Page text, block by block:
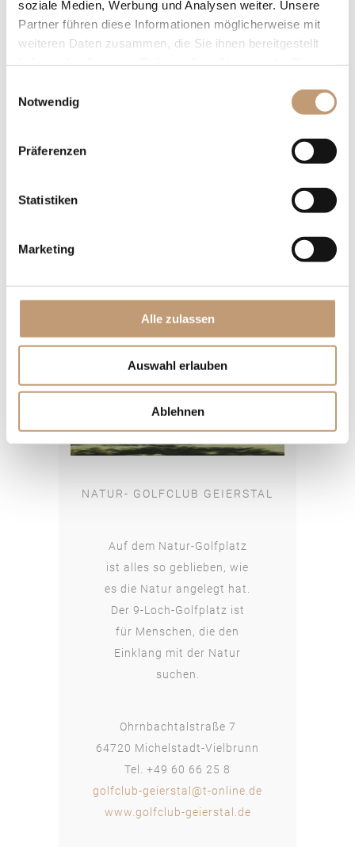
soziale Medien, Werbung und Analysen weiter. Unsere
Partner führen diese Informationen möglicherweise mit
weiteren Daten zusammen, die Sie ihnen bereitgestellt
Notwendig
Präferenzen
Statistiken
Marketing
Alle zulassen
Auswahl erlauben
Ablehnen
seiner 18-Loch-Anlage,
kann man alle
Schlagtechniken
trainieren. Dabei können
NATUR- GOLFCLUB GEIERSTAL
Auf dem Natur-Golfplatz
ist alles so geblieben, wie
es die Natur angelegt hat.
Der 9-Loch-Golfplatz ist
für Menschen, die den
Einklang mit der Natur
suchen.
Ohrnbachtalstraße 7
64720 Michelstadt-Vielbrunn
Tel. +49 60 66 25 8
golfclub-geierstal@t-online.de
www.golfclub-geierstal.de